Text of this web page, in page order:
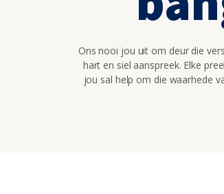
Ons nooi jou uit om deur die
hart en siel aanspreek. Elke
jou sal help om die waarhede